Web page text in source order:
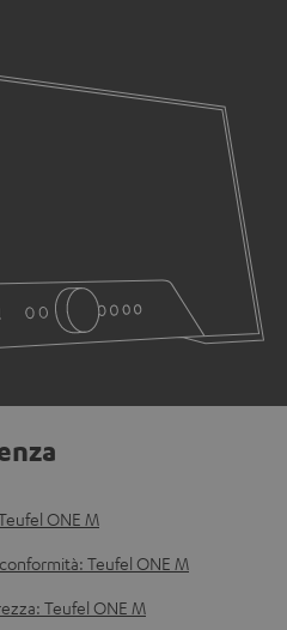
ONE M
Teufel ONE M
Teufel ONE M